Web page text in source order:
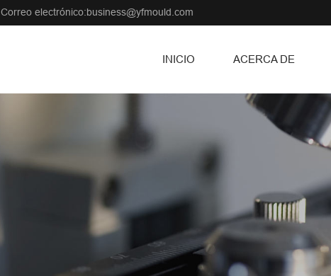
Correo electrónico:business@yfmould.com
INICIO ACERCA DE